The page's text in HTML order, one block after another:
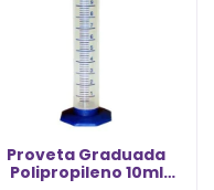
Proveta Graduada
Polipropileno 10ml